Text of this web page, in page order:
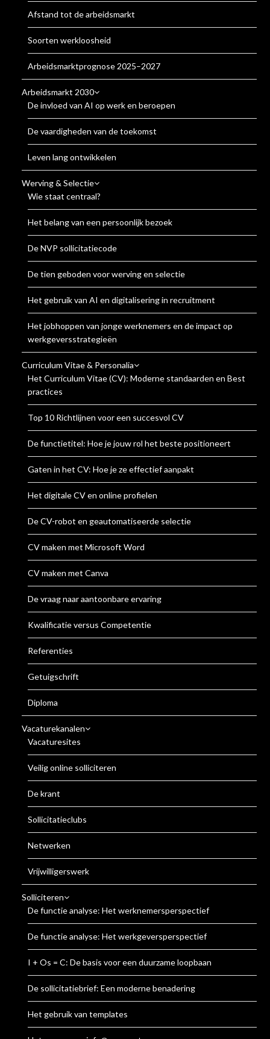
Afstand tot de arbeidsmarkt
Soorten werkloosheid
Arbeidsmarktprognose 2025–2027
Arbeidsmarkt 2030
De invloed van AI op werk en beroepen
De vaardigheden van de toekomst
Leven lang ontwikkelen
Werving & Selectie
Wie staat centraal?
Het belang van een persoonlijk bezoek
De NVP sollicitatiecode
De tien geboden voor werving en selectie
Het gebruik van AI en digitalisering in recruitment
Het jobhoppen van jonge werknemers en de impact op
werkgeversstrategieën
Curriculum Vitae & Personalia
Het Curriculum Vitae (CV): Moderne standaarden en Best
practices
Top 10 Richtlijnen voor een succesvol CV
De functietitel: Hoe je jouw rol het beste positioneert
Gaten in het CV: Hoe je ze effectief aanpakt
Het digitale CV en online profielen
De CV-robot en geautomatiseerde selectie
CV maken met Microsoft Word
CV maken met Canva
De vraag naar aantoonbare ervaring
Kwalificatie versus Competentie
Referenties
Getuigschrift
Diploma
Vacaturekanalen
Vacaturesites
Veilig online solliciteren
De krant
Sollicitatieclubs
Netwerken
Vrijwilligerswerk
Solliciteren
De functie analyse: Het werknemersperspectief
De functie analyse: Het werkgeversperspectief
I + Os = C: De basis voor een duurzame loopbaan
De sollicitatiebrief: Een moderne benadering
Het gebruik van templates